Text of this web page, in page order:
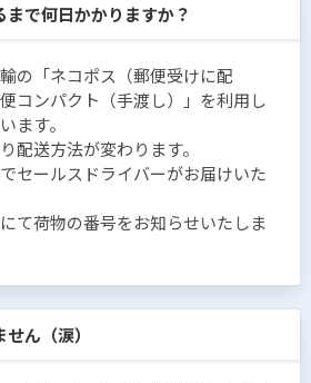
で何日かかりますか？
の「ネコポス（郵便受けに配
コンパクト（手渡し）」を利用し
ます。
配送方法が変わります。
セールスドライバーがお届けいた
て荷物の番号をお知らせいたしま
ん（涙）